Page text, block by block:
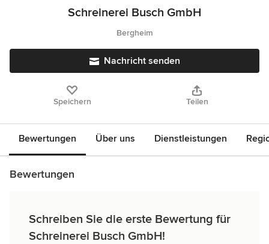
Schreinerei Busch GmbH
Bergheim
Nachricht senden
Speichern Teilen
Bewertungen Über uns Dienstleistungen
Bewertungen
Schreiben Sie die erste Bewertung für
Schreinerei Busch GmbH!